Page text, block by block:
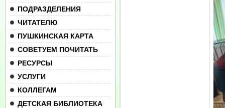
ПОДРАЗДЕЛЕНИЯ
ЧИТАТЕЛЮ
ПУШКИНСКАЯ КАРТА
СОВЕТУЕМ ПОЧИТАТЬ
РЕСУРСЫ
УСЛУГИ
КОЛЛЕГАМ
ДЕТСКАЯ БИБЛИОТЕКА